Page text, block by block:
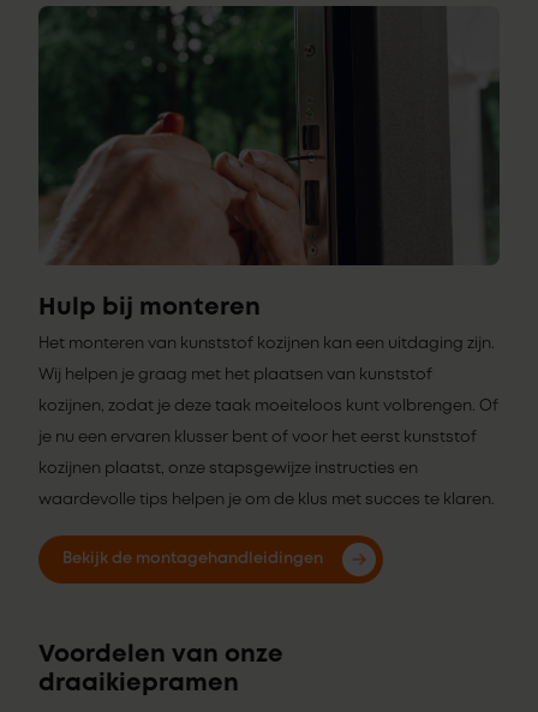
Hulp bij monteren
Het monteren van kunststof kozijnen kan een uitdaging zijn.
Wij helpen je graag met het plaatsen van kunststof
kozijnen, zodat je deze taak moeiteloos kunt volbrengen. Of
je nu een ervaren klusser bent of voor het eerst kunststof
kozijnen plaatst, onze stapsgewijze instructies en
waardevolle tips helpen je om de klus met succes te klaren.
Bekijk de montagehandleidingen
Voordelen van onze
draaikiepramen